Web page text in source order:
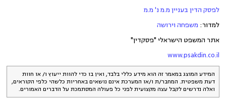
לפסק הדין בעניין מ.מ נ' מ.מ
למדור: משפחה וירושה
אתר המשפט הישראלי "פסקדין"
www.psakdin.co.il
המידע המוצג במאמר זה הוא מידע כללי בלבד, ואין בו כדי להוות ייעוץ ו/ או חוות
דעת משפטית. המחבר/ת ו/או המערכת אינם נושאים באחריות כלשהי כלפי הקוראים,
ואלה נדרשים לקבל עצה מקצועית לפני כל פעולה המסתמכת על הדברים האמורים.